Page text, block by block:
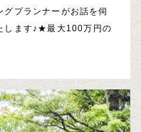
プランナーがお話を伺
します♪★最大100万円の